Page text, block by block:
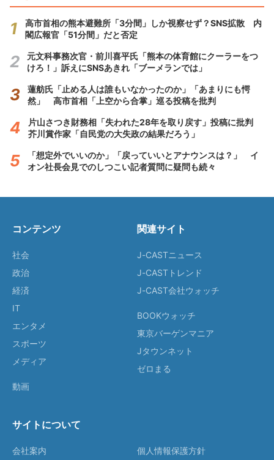
高市首相の熊本避難所「3分間」しか視察せず？SNS拡散 内
閣広報官「51分間」だと否定
元文科事務次官・前川喜平氏「熊本の体育館にクーラーをつ
けろ！」訴えにSNSあきれ「ブーメランでは」
蓮舫氏「止める人は誰もいなかったのか」「あまりにも愕
然」 高市首相「上空から合掌」巡る投稿を批判
片山さつき財務相「失われた28年を取り戻す」投稿に批判
芥川賞作家「自民党の大失政の結果だろう」
「想定外でいいのか」「戻っていいとアナウンスは？」 イ
オン社長会見でのしつこい記者質問に疑問も続々
コンテンツ
社会
政治
経済
IT
エンタメ
スポーツ
メディア
動画
関連サイト
J-CASTニュース
J-CASTトレンド
J-CAST会社ウォッチ
BOOKウォッチ
東京バーゲンマニア
Jタウンネット
ゼロまる
サイトについて
会社案内 個人情報保護方針